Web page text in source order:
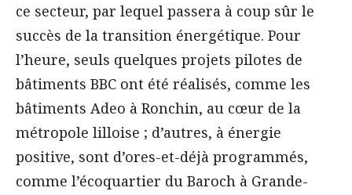
ce secteur, par lequel passera à coup sûr le
succès de la transition énergétique. Pour
l’heure, seuls quelques projets pilotes de
bâtiments BBC ont été réalisés, comme les
bâtiments Adeo à Ronchin, au cœur de la
métropole lilloise ; d’autres, à énergie
positive, sont d’ores-et-déjà programmés,
comme l’écoquartier du Baroch à Grande-